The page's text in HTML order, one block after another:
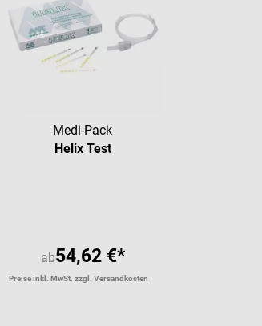
Medi-Pack
Helix Test
ab54,62 €*
Preise inkl. MwSt. zzgl. Versandkosten